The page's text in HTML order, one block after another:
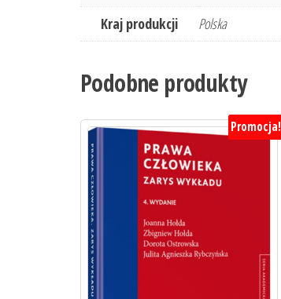
Kraj produkcji Polska
Podobne produkty
Promocja!